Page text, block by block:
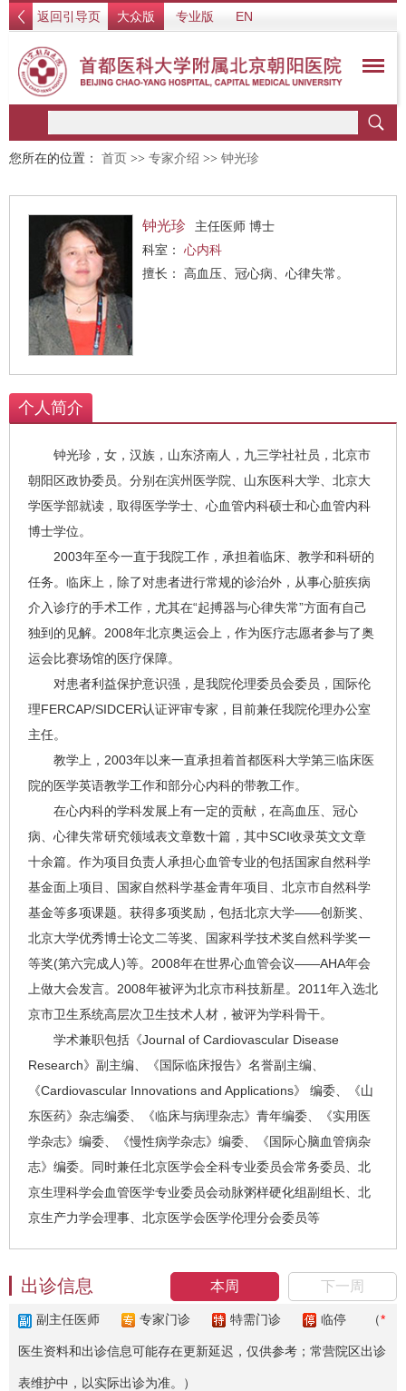
返回引导页 大众版 专业版 EN
您所在的位置： 首页 >> 专家介绍 >> 钟光珍
钟光珍
主任医师 博士
科室： 心内科
擅长： 高血压、冠心病、心律失常。
个人简介
钟光珍，女，汉族，山东济南人，九三学社社员，北京市
朝阳区政协委员。分别在滨州医学院、山东医科大学、北京大
学医学部就读，取得医学学士、心血管内科硕士和心血管内科
博士学位。
2003年至今一直于我院工作，承担着临床、教学和科研的
任务。临床上，除了对患者进行常规的诊治外，从事心脏疾病
介入诊疗的手术工作，尤其在“起搏器与心律失常”方面有自己
独到的见解。2008年北京奥运会上，作为医疗志愿者参与了奥
运会比赛场馆的医疗保障。
对患者利益保护意识强，是我院伦理委员会委员，国际伦
理FERCAP/SIDCER认证评审专家，目前兼任我院伦理办公室
主任。
教学上，2003年以来一直承担着首都医科大学第三临床医
院的医学英语教学工作和部分心内科的带教工作。
在心内科的学科发展上有一定的贡献，在高血压、冠心
病、心律失常研究领域表文章数十篇，其中SCI收录英文文章
十余篇。作为项目负责人承担心血管专业的包括国家自然科学
基金面上项目、国家自然科学基金青年项目、北京市自然科学
基金等多项课题。获得多项奖励，包括北京大学——创新奖、
北京大学优秀博士论文二等奖、国家科学技术奖自然科学奖一
等奖(第六完成人)等。2008年在世界心血管会议——AHA年会
上做大会发言。2008年被评为北京市科技新星。2011年入选北
京市卫生系统高层次卫生技术人材，被评为学科骨干。
学术兼职包括《Journal of Cardiovascular Disease
Research》副主编、《国际临床报告》名誉副主编、
《Cardiovascular Innovations and Applications》 编委、《山
东医药》杂志编委、《临床与病理杂志》青年编委、《实用医
学杂志》编委、《慢性病学杂志》编委、《国际心脑血管病杂
志》编委。同时兼任北京医学会全科专业委员会常务委员、北
京生理科学会血管医学专业委员会动脉粥样硬化组副组长、北
京生产力学会理事、北京医学会医学伦理分会委员等
本周 下一周
出诊信息
副主任医师 专家门诊 特需门诊 临停 （*
医生资料和出诊信息可能存在更新延迟，仅供参考；常营院区出诊
表维护中，以实际出诊为准。）